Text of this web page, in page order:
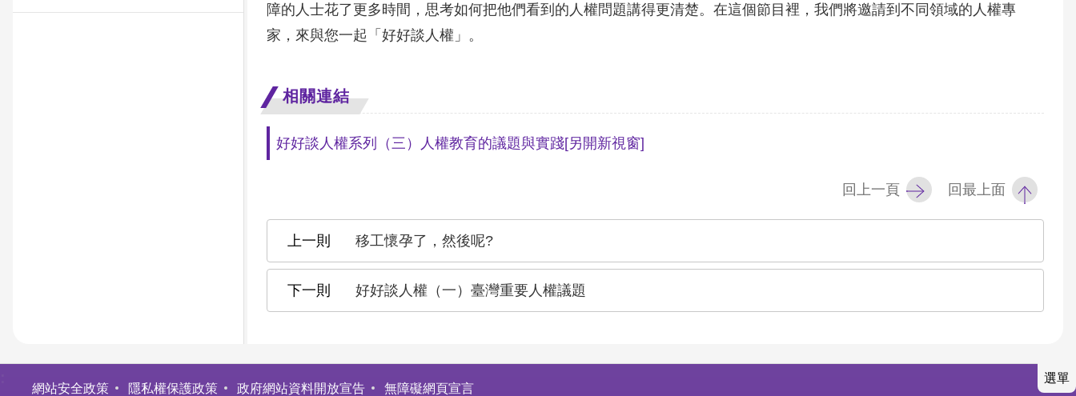
障的人士花了更多時間，思考如何把他們看到的人權問題講得更清楚。在這個節目裡，我們將邀請到不同領域的人權專
家，來與您一起「好好談人權」。
相關連結
好好談人權系列（三）人權教育的議題與實踐[另開新視窗]
回上一頁 回最上面
移工懷孕了，然後呢?
好好談人權（一）臺灣重要人權議題
選單
網站安全政策 隱私權保護政策 政府網站資料開放宣告 無障礙網頁宣言